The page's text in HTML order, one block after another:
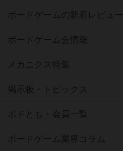
ボードゲームの新着レビュー
ボードゲーム会情報
メカニクス特集
掲示板・トピックス
ボドとも・会員一覧
ボードゲーム業界コラム